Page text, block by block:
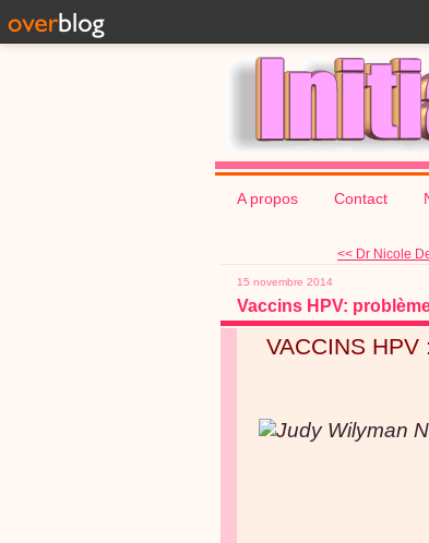
A propos Contact
<< Dr Nicole
15 novembre 2014
Vaccins HPV:
VACCINS